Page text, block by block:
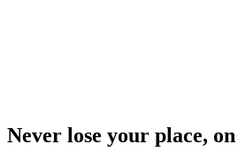
Never lose your place,